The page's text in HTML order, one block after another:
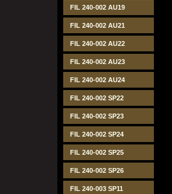
FIL 240-002 AU19
FIL 240-002 AU21
FIL 240-002 AU22
FIL 240-002 AU23
FIL 240-002 AU24
FIL 240-002 SP22
FIL 240-002 SP23
FIL 240-002 SP24
FIL 240-002 SP25
FIL 240-002 SP26
FIL 240-003 SP11